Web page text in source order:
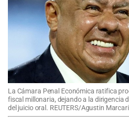
La Cámara Penal Económica ratifica
fiscal millonaria, dejando a la dirigencia
del juicio oral. REUTERS/Agustin